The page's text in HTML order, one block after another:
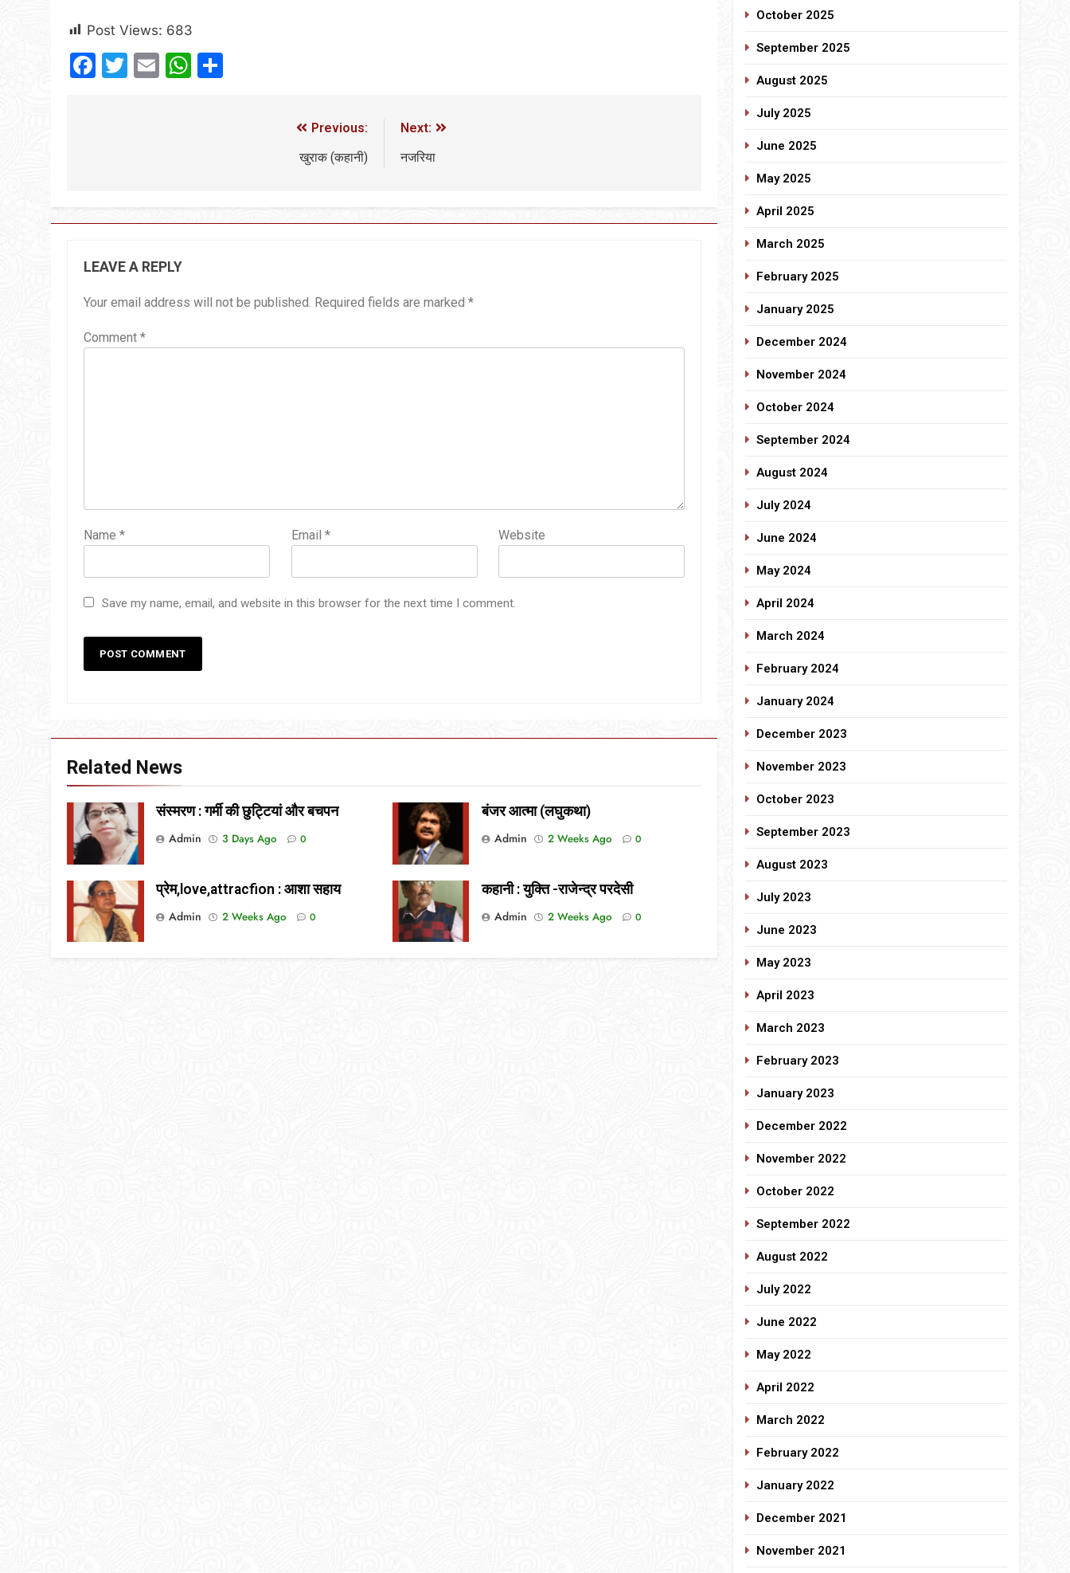
Post Views: 683
Facebook
Twitter
EmailWhatsApp
Previous:
खुराक (कहानी)
Next:
नजरिया
LEAVE A REPLY
Your email address will not be published. Required fields are marked *
Comment *
Name * Email * Website
Save my name, email, and website in this browser for the next time I comment.
Related News
संस्मरण : गर्मी की छुट्टियां और बचपन
Admin
3 Days Ago 0
बंजर आत्मा (लघुकथा)
Admin
2 Weeks Ago 0
प्रेम,love,attracfion : आशा सहाय
Admin
2 Weeks Ago 0
कहानी : युक्ति -राजेन्द्र परदेसी
Admin
2 Weeks Ago 0
October 2025
September 2025
August 2025
July 2025
June 2025
May 2025
April 2025
March 2025
February 2025
January 2025
December 2024
November 2024
October 2024
September 2024
August 2024
July 2024
June 2024
May 2024
April 2024
March 2024
February 2024
January 2024
December 2023
November 2023
October 2023
September 2023
August 2023
July 2023
June 2023
May 2023
April 2023
March 2023
February 2023
January 2023
December 2022
November 2022
October 2022
September 2022
August 2022
July 2022
June 2022
May 2022
April 2022
March 2022
February 2022
January 2022
December 2021
November 2021